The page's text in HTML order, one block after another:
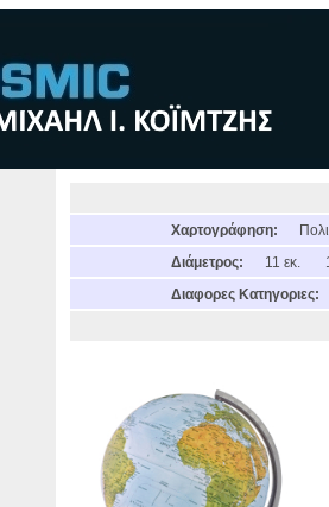
Χαρτογράφηση:
Διάμετρος:
11 εκ.
Διαφορες Κατηγοριες: